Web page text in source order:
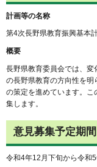
計画等の名称
第4次長野県教育振興基本計
概要
長野県教育委員会では、
の長野県教育の方向性を明
の策定を進めています。
集します。
意見募集予定期間
令和4年12月下旬から令和